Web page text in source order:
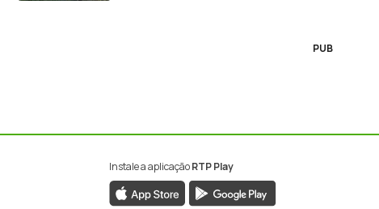
PUB
Instale a aplicaçãoRTP Play